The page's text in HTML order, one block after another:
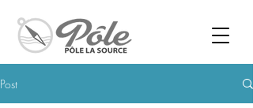
Post